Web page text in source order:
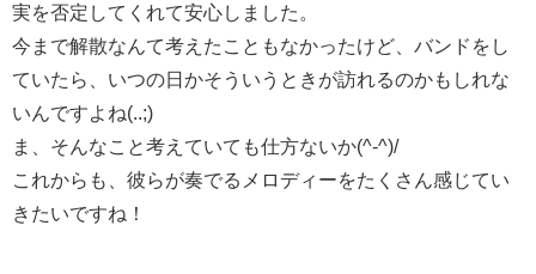
実を否定してくれて安心しました。
今まで解散なんて考えたこともなかったけど、バンドをし
ていたら、いつの日かそういうときが訪れるのかもしれな
いんですよね(..;)
ま、そんなこと考えていても仕方ないか(^-^)/
これからも、彼らが奏でるメロディーをたくさん感じてい
きたいですね！